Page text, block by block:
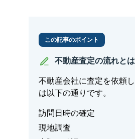
この記事のポイント
不動産査定の流れと
不動産会社に査定を依頼
は以下の通りです。
訪問日時の確定
現地調査